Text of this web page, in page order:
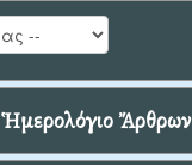
Ἡμερολόγιο Ἄρθρων